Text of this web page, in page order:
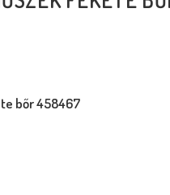
bőr 458467